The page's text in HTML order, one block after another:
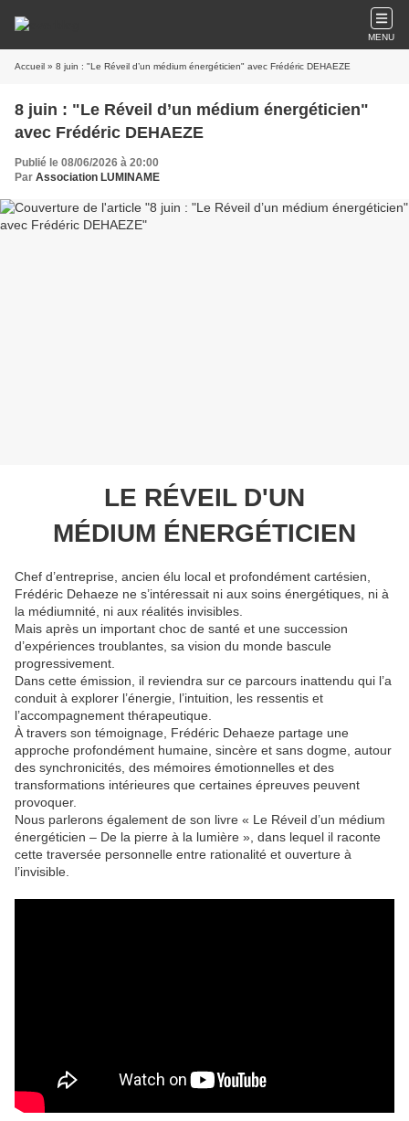
MENU
Accueil » 8 juin : "Le Réveil d’un médium énergéticien" avec Frédéric DEHAEZE
8 juin : "Le Réveil d’un médium énergéticien"
avec Frédéric DEHAEZE
Publié le 08/06/2026 à 20:00
Par Association LUMINAME
LE RÉVEIL D'UN
MÉDIUM ÉNERGÉTICIEN
Chef d’entreprise, ancien élu local et profondément cartésien,
Frédéric Dehaeze ne s’intéressait ni aux soins énergétiques, ni à
la médiumnité, ni aux réalités invisibles.
Mais après un important choc de santé et une succession
d’expériences troublantes, sa vision du monde bascule
progressivement.
Dans cette émission, il reviendra sur ce parcours inattendu qui l’a
conduit à explorer l’énergie, l’intuition, les ressentis et
l’accompagnement thérapeutique.
À travers son témoignage, Frédéric Dehaeze partage une
approche profondément humaine, sincère et sans dogme, autour
des synchronicités, des mémoires émotionnelles et des
transformations intérieures que certaines épreuves peuvent
provoquer.
Nous parlerons également de son livre « Le Réveil d’un médium
énergéticien – De la pierre à la lumière », dans lequel il raconte
cette traversée personnelle entre rationalité et ouverture à
l’invisible.